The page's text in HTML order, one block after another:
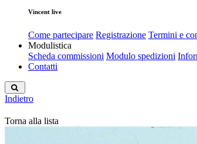
Vincent live
Come partecipare Registrazione Termini e
Modulistica
Scheda commissioni Modulo spedizioni
Contatti
Indietro
Torna alla lista